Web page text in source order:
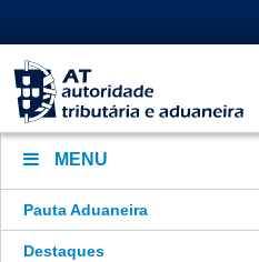
MENU
Pauta Aduaneira
Destaques